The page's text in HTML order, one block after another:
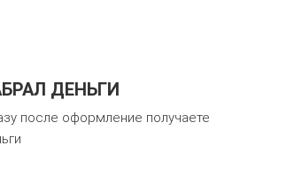
ДЕНЬГИ
после оформление получаете